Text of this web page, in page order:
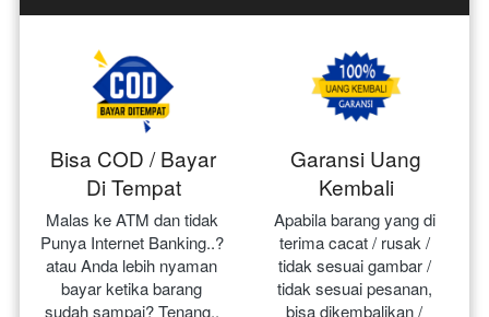
Bisa COD / Bayar
Di Tempat
Malas ke ATM dan tidak
Punya Internet Banking..?
atau Anda lebih nyaman
bayar ketika barang
sudah sampai? Tenang..
Garansi Uang
Kembali
Apabila barang yang di
terima cacat / rusak /
tidak sesuai gambar /
tidak sesuai pesanan,
bisa dikembalikan /